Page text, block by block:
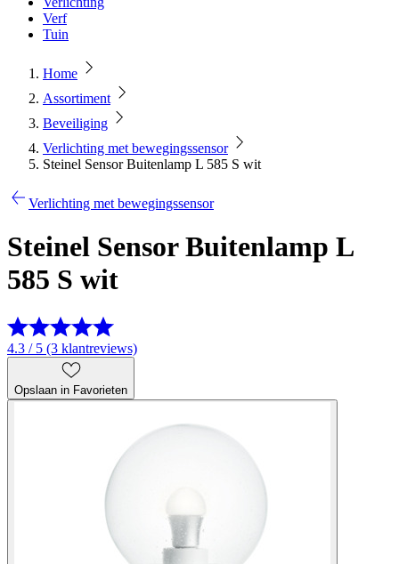
Verf
Tuin
Home
Assortiment
Beveiliging
Verlichting met bewegingssensor
Steinel Sensor Buitenlamp L 585 S wit
Verlichting met bewegingssensor
Steinel Sensor Buitenlamp L
585 S wit
4.3 / 5 (3 klantreviews)
Opslaan in Favorieten